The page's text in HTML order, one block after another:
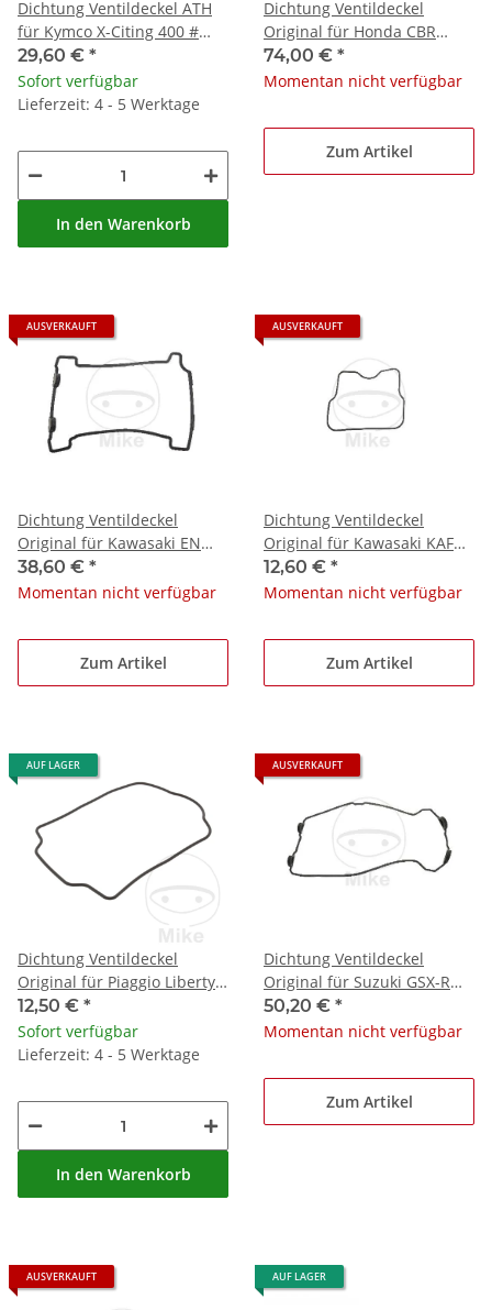
Dichtung Ventildeckel ATH
für Kymco X-Citing 400 #
2014-2020
29,60 € *
Sofort verfügbar
Lieferzeit: 4 - 5 Werktage
In den Warenkorb
Dichtung Ventildeckel
Original für Honda CBR
1000 RR 2007-2009 # CBR
1000 SP2 2017-2019
74,00 € *
Momentan nicht verfügbar
Zum Artikel
AUSVERKAUFT
Dichtung Ventildeckel
Original für Kawasaki EN
650 Vulcan # 2015-2019
38,60 € *
Momentan nicht verfügbar
Zum Artikel
AUSVERKAUFT
Dichtung Ventildeckel
Original für Kawasaki KAF
950 Mule Diesel # 2009-
2017
12,60 € *
Momentan nicht verfügbar
Zum Artikel
AUF LAGER
Dichtung Ventildeckel
Original für Piaggio Liberty
125 Vespa 946 Primavera
Sprint 125
12,50 € *
Sofort verfügbar
Lieferzeit: 4 - 5 Werktage
In den Warenkorb
AUSVERKAUFT
Dichtung Ventildeckel
Original für Suzuki GSX-R
1000 # 2017-2020
50,20 € *
Momentan nicht verfügbar
Zum Artikel
AUSVERKAUFT AUF LAGER